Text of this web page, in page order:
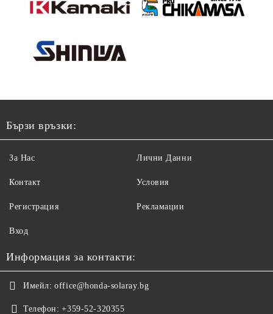
Бързи връзки:
За Нас
Контакт
Регистрация
Вход
Лични Данни
Условия
Рекламации
Информация за контакти:
Имейл: office@honda-solaray.bg
Телефон: +359-52-320355